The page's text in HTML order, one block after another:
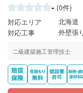
- (0件)
対応エリア
北海道
対応工事
外壁張
二級建築施工管理技士